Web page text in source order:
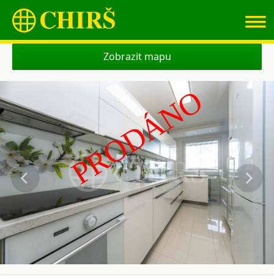
≡
Zobrazit mapu
PRODÁNO